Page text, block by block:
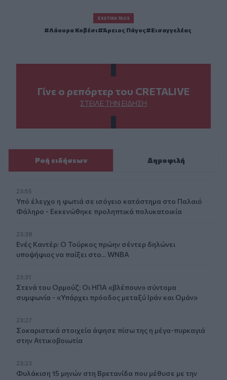
ΣΧΕΤΙΚΆ TAGS
Λάουρα Κοβέσι Άρειος Πάγος Εισαγγελέας
Γίνε ο ρεπόρτερ του CRETALIVE
ΣΤΕΊΛΕ ΤΗΝ ΕΊΔΗΣΗ
Ροή ειδήσεων Δημοφιλή
23:55
Υπό έλεγχο η φωτιά σε ισόγειο κατάστημα στο Παλαιό
Φάληρο - Εκκενώθηκε προληπτικά πολυκατοικία
23:38
Ενές Καντέρ: Ο Τούρκος πρώην σέντερ δηλώνει
υποψήφιος να παίξει στο... WNBA
23:31
Στενά του Ορμούζ: Οι ΗΠΑ «βλέπουν» σύντομα
συμφωνία - «Υπάρχει πρόοδος μεταξύ Ιράν και Ομάν»
23:27
Σοκαριστικά στοιχεία άφησε πίσω της η μέγα-πυρκαγιά
στην Αττικοβοιωτία
23:23
Φυλάκιση 15 μηνών στη Βρετανίδα που μέθυσε με την